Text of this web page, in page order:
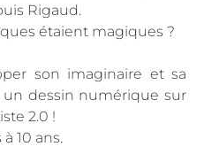
Rigaud.
étaient magiques ?
son imaginaire et sa
dessin numérique sur
2.0 !
10 ans.